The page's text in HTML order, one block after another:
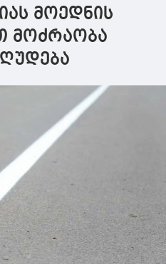
მოედნის
მოძრაობა